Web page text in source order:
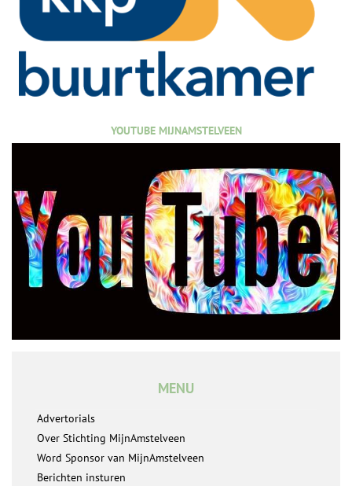
YOUTUBE MIJNAMSTELVEEN
MENU
Advertorials
Over Stichting MijnAmstelveen
Word Sponsor van MijnAmstelveen
Berichten insturen